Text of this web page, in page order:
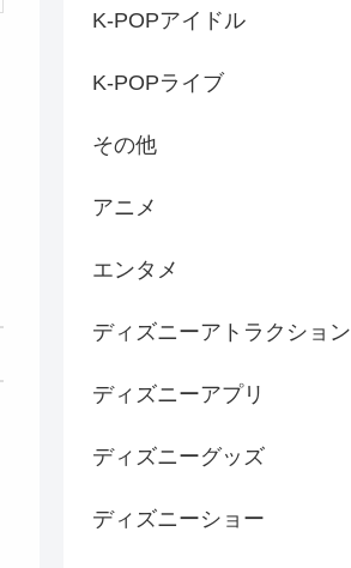
K-POPアイドル
K-POPライブ
その他
アニメ
エンタメ
ディズニーアトラクション
ディズニーアプリ
ディズニーグッズ
ディズニーショー